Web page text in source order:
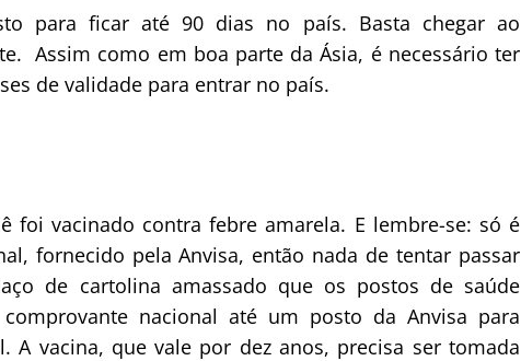
para ficar até 90 dias no país. Basta chegar ao
Assim como em boa parte da Ásia, é necessário ter
de validade para entrar no país.
foi vacinado contra febre amarela. E lembre-se: só é
fornecido pela Anvisa, então nada de tentar passar
de cartolina amassado que os postos de saúde
nacional até um posto da Anvisa para
A vacina, que vale por dez anos, precisa ser tomada